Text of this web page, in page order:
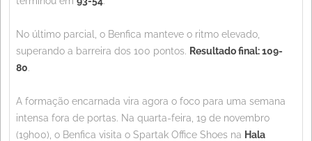
No último parcial, o Benfica manteve o ritmo elevado,
superando a barreira dos 100 pontos. Resultado final: 109-
80.
A formação encarnada vira agora o foco para uma semana
intensa fora de portas. Na quarta-feira, 19 de novembro
(19h00), o Benfica visita o Spartak Office Shoes na Hala